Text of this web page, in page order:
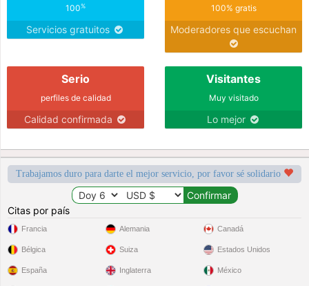
100%
Servicios gratuitos
100% gratis
Moderadores que escuchan
Serio
perfiles de calidad
Calidad confirmada
Visitantes
Muy visitado
Lo mejor
Trabajamos duro para darte el mejor servicio, por favor sé solidario
Citas por país
Francia
Bélgica
España
Alemania
Suiza
Inglaterra
Canadá
Estados Unidos
México